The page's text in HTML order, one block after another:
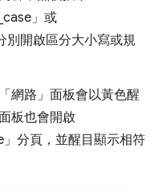
」 或
別開啟區分大小寫或規
網路」 面板會以黃色醒
板也會開啟
分頁，並醒目顯示相符